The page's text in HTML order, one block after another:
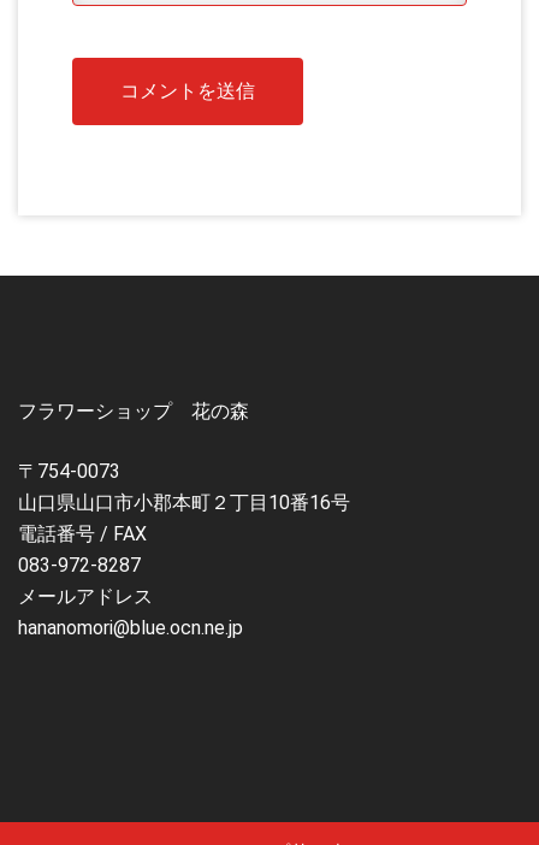
フラワーショップ 花の森
〒754-0073
山口県山口市小郡本町２丁目10番16号
電話番号 / FAX
083-972-8287
メールアドレス
hananomori@blue.ocn.ne.jp